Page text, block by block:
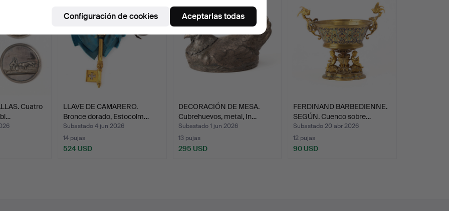
Cuatro
LLAVE DE CAMARERO.
Bronce dorado, Estocolm…
Subastado 4 jun 2026
14 pujas
524 USD
DECORACIÓN DE MESA.
Cubrehuevos, metal, In…
Subastado 1 jun 2026
13 pujas
295 USD
FERDINAND BARBEDIENNE.
SEGÚN. Cuenco sobre…
Subastado 20 abr 2026
12 pujas
90 USD
Configuración de cookies Aceptarlas todas